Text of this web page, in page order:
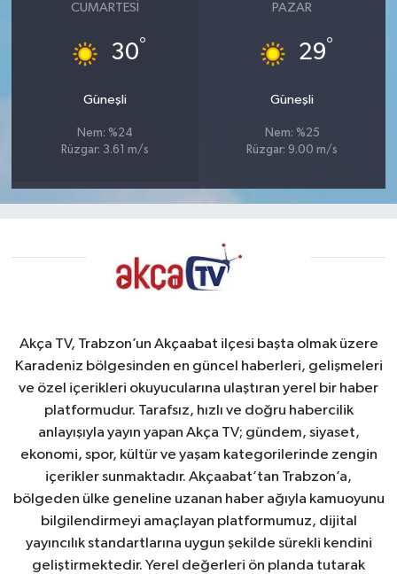
CUMARTESI
30°
Güneşli
Nem: %24
Rüzgar: 3.61 m/s
PAZAR
29°
Güneşli
Nem: %25
Rüzgar: 9.00 m/s
Akça TV, Trabzon’un Akçaabat ilçesi başta olmak üzere
Karadeniz bölgesinden en güncel haberleri, gelişmeleri
ve özel içerikleri okuyucularına ulaştıran yerel bir haber
platformudur. Tarafsız, hızlı ve doğru habercilik
anlayışıyla yayın yapan Akça TV; gündem, siyaset,
ekonomi, spor, kültür ve yaşam kategorilerinde zengin
içerikler sunmaktadır. Akçaabat’tan Trabzon’a,
bölgeden ülke geneline uzanan haber ağıyla kamuoyunu
bilgilendirmeyi amaçlayan platformumuz, dijital
yayıncılık standartlarına uygun şekilde sürekli kendini
geliştirmektedir. Yerel değerleri ön planda tutarak